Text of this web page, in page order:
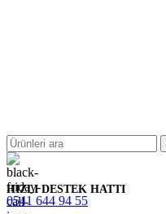
HIZLI DESTEK HATTI
0541 644 94 55